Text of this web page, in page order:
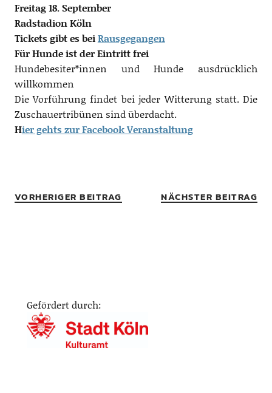
Freitag 18. September
Radstadion Köln
Tickets gibt es beiRausgegangen
Für Hunde ist der Eintritt frei
Hundebesiter*innen und Hunde ausdrücklich
willkommen
Die Vorführung findet bei jeder Witterung statt. Die
Zuschauertribünen sind überdacht.
Hier gehts zur Facebook Veranstaltung
VORHERIGER BEITRAG NÄCHSTER BEITRAG
Gefördert durch: